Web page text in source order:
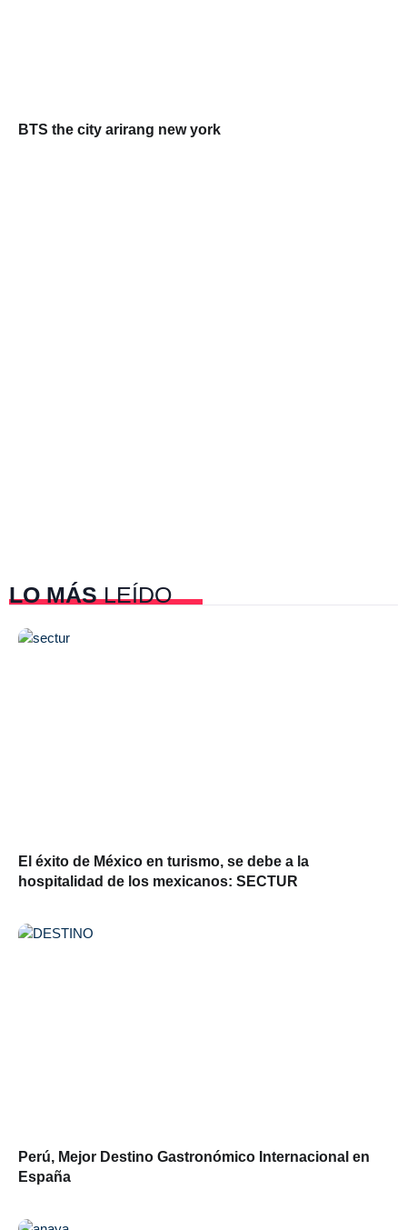
BTS the city arirang new york
LO MÁSLEÍDO
El éxito de México en turismo, se debe a la
hospitalidad de los mexicanos: SECTUR
Perú, Mejor Destino Gastronómico Internacional en
España